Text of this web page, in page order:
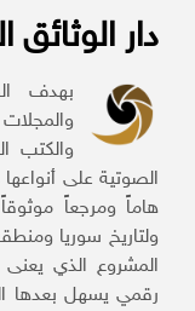
دار الوثائق
بهدف
والكتب
الصوتية على أنواعها
هاماً ومرجعاً
ولتاريخ سوريا
المشروع الذي يعنى
رقمي يسهل بعدها